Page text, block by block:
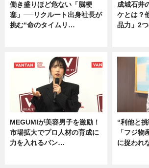
働き盛りほど危ない「脳梗
塞」──リクルート出身社長が
挑む“命のタイムリ…
成城石井
ケとは？
品力」2
MEGUMIが美容男子を激励！
市場拡大でプロ人材の育成に
力を入れるバン…
“利他と
「フジ
に捉われ